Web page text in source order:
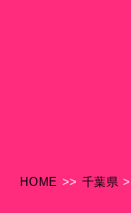
HOME >> 千葉県 >